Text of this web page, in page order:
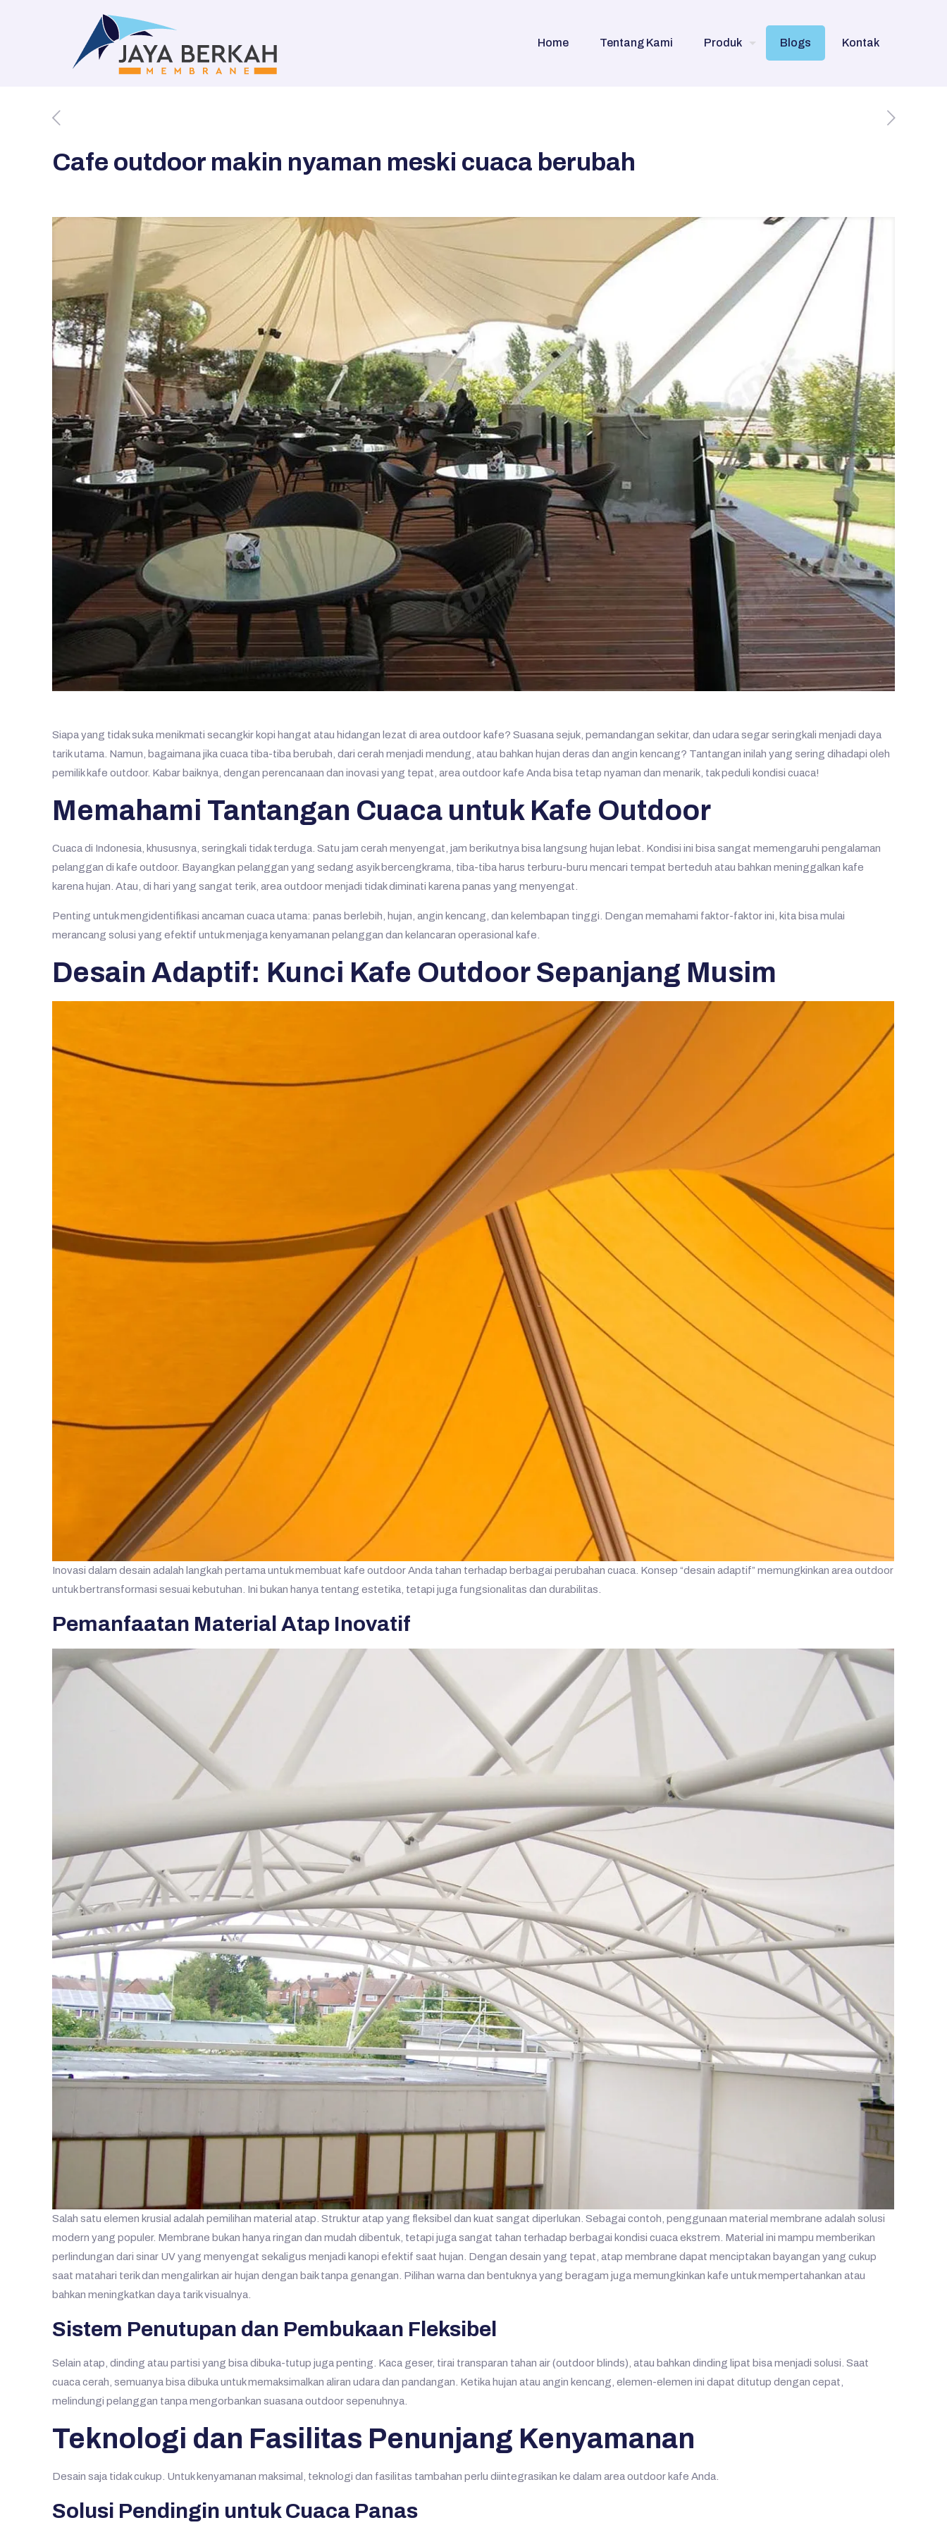
Home Tentang Kami Produk Blogs Kontak
Cafe outdoor makin nyaman meski cuaca berubah
Siapa yang tidak suka menikmati secangkir kopi hangat atau hidangan lezat di area outdoor kafe? Suasana sejuk, pemandangan sekitar, dan udara segar seringkali menjadi daya
tarik utama. Namun, bagaimana jika cuaca tiba-tiba berubah, dari cerah menjadi mendung, atau bahkan hujan deras dan angin kencang? Tantangan inilah yang sering dihadapi oleh
pemilik kafe outdoor. Kabar baiknya, dengan perencanaan dan inovasi yang tepat, area outdoor kafe Anda bisa tetap nyaman dan menarik, tak peduli kondisi cuaca!
Memahami Tantangan Cuaca untuk Kafe Outdoor
Cuaca di Indonesia, khususnya, seringkali tidak terduga. Satu jam cerah menyengat, jam berikutnya bisa langsung hujan lebat. Kondisi ini bisa sangat memengaruhi pengalaman
pelanggan di kafe outdoor. Bayangkan pelanggan yang sedang asyik bercengkrama, tiba-tiba harus terburu-buru mencari tempat berteduh atau bahkan meninggalkan kafe
karena hujan. Atau, di hari yang sangat terik, area outdoor menjadi tidak diminati karena panas yang menyengat.
Penting untuk mengidentifikasi ancaman cuaca utama: panas berlebih, hujan, angin kencang, dan kelembapan tinggi. Dengan memahami faktor-faktor ini, kita bisa mulai
merancang solusi yang efektif untuk menjaga kenyamanan pelanggan dan kelancaran operasional kafe.
Desain Adaptif: Kunci Kafe Outdoor Sepanjang Musim
Inovasi dalam desain adalah langkah pertama untuk membuat kafe outdoor Anda tahan terhadap berbagai perubahan cuaca. Konsep “desain adaptif” memungkinkan area outdoor
untuk bertransformasi sesuai kebutuhan. Ini bukan hanya tentang estetika, tetapi juga fungsionalitas dan durabilitas.
Pemanfaatan Material Atap Inovatif
Salah satu elemen krusial adalah pemilihan material atap. Struktur atap yang fleksibel dan kuat sangat diperlukan. Sebagai contoh, penggunaan material membrane adalah solusi
modern yang populer. Membrane bukan hanya ringan dan mudah dibentuk, tetapi juga sangat tahan terhadap berbagai kondisi cuaca ekstrem. Material ini mampu memberikan
perlindungan dari sinar UV yang menyengat sekaligus menjadi kanopi efektif saat hujan. Dengan desain yang tepat, atap membrane dapat menciptakan bayangan yang cukup
saat matahari terik dan mengalirkan air hujan dengan baik tanpa genangan. Pilihan warna dan bentuknya yang beragam juga memungkinkan kafe untuk mempertahankan atau
bahkan meningkatkan daya tarik visualnya.
Sistem Penutupan dan Pembukaan Fleksibel
Selain atap, dinding atau partisi yang bisa dibuka-tutup juga penting. Kaca geser, tirai transparan tahan air (outdoor blinds), atau bahkan dinding lipat bisa menjadi solusi. Saat
cuaca cerah, semuanya bisa dibuka untuk memaksimalkan aliran udara dan pandangan. Ketika hujan atau angin kencang, elemen-elemen ini dapat ditutup dengan cepat,
melindungi pelanggan tanpa mengorbankan suasana outdoor sepenuhnya.
Teknologi dan Fasilitas Penunjang Kenyamanan
Desain saja tidak cukup. Untuk kenyamanan maksimal, teknologi dan fasilitas tambahan perlu diintegrasikan ke dalam area outdoor kafe Anda.
Solusi Pendingin untuk Cuaca Panas